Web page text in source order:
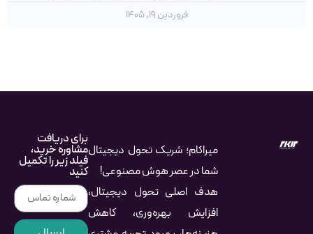
فروردین ۱۹, ۱۴۰۵
میراکام؛ شریک تحول دیجیتال
شما در عصر هوش مصنوعی!
هدف اصلی تحول دیجیتال،
افزایش بهره‌وری، کاهش
برای دریافت
مشاوره خرید،
فیلد زیر را تکمیل
کنید